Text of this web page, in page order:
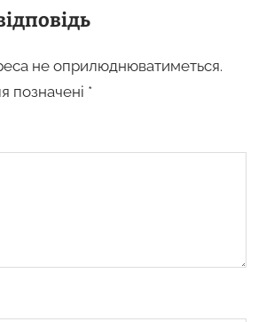
не оприлюднюватиметься.
позначені *